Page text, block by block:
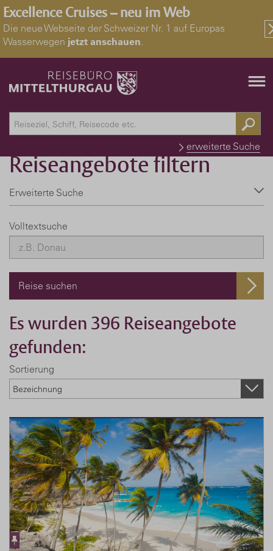
Excellence Cruises – neu im Web
Die neue Webseite der Schweizer Nr. 1 auf Europas
Wasserwegen jetzt anschauen.
erweiterte Suche
Home
Reiseangebote filtern
Erweiterte Suche
Volltextsuche
Reise suchen
Es wurden 396 Reiseangebote
gefunden:
Sortierung
Bezeichnung